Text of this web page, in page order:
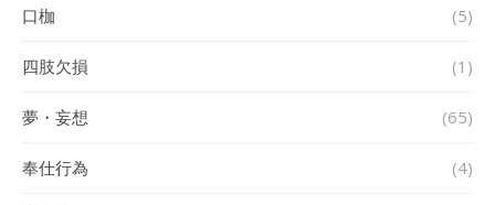
口枷 (5)
四肢欠損 (1)
夢・妄想 (65)
奉仕行為 (4)